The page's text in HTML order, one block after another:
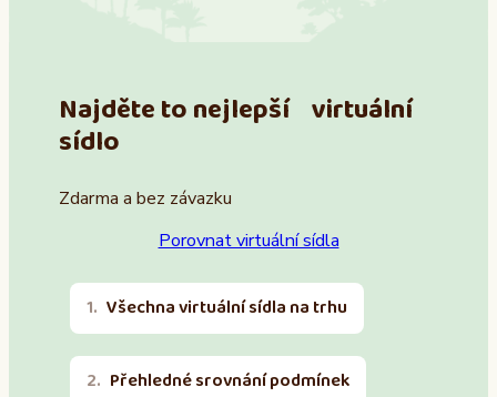
Najděte to nejlepší virtuální
sídlo
Zdarma a bez závazku
Porovnat virtuální sídla
Všechna virtuální sídla na trhu
Přehledné srovnání podmínek